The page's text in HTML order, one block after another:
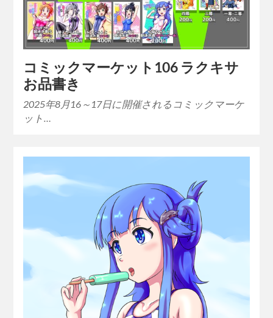
コミックマーケット106 ラクキサ
お品書き
2025年8月16～17日に開催されるコミックマーケ
ット…